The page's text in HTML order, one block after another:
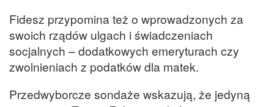
Fidesz przypomina też o wprowadzonych za
swoich rządów ulgach i świadczeniach
socjalnych – dodatkowych emeryturach czy
zwolnieniach z podatków dla matek.
Przedwyborcze sondaże wskazują, że jedyną